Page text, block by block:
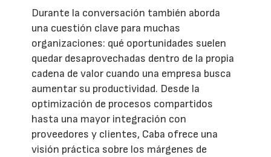
Durante la conversación también aborda
una cuestión clave para muchas
organizaciones: qué oportunidades suelen
quedar desaprovechadas dentro de la propia
cadena de valor cuando una empresa busca
aumentar su productividad. Desde la
optimización de procesos compartidos
hasta una mayor integración con
proveedores y clientes, Caba ofrece una
visión práctica sobre los márgenes de